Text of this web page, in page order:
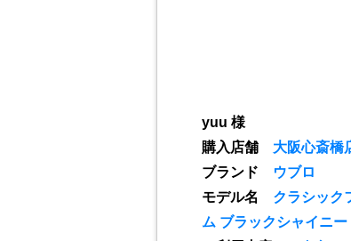
yuu 様
購入店舗 大阪心斎橋
ブランド
ウブロ
モデル名 クラシック
ム ブラックシャイニー